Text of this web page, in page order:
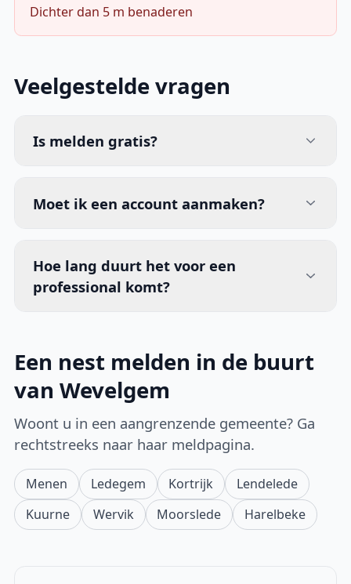
Dichter dan 5 m benaderen
Veelgestelde vragen
Is melden gratis?
Moet ik een account aanmaken?
Hoe lang duurt het voor een
professional komt?
Een nest melden in de buurt
van Wevelgem
Woont u in een aangrenzende gemeente? Ga
rechtstreeks naar haar meldpagina.
Menen Ledegem Kortrijk
Lendelede
Kuurne
Wervik Moorslede Harelbeke